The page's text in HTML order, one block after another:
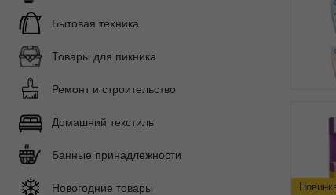
Бытовая техника
Товары для пикника
Ремонт и строительство
Домашний текстиль
Банные принадлежности
Новогодние товары